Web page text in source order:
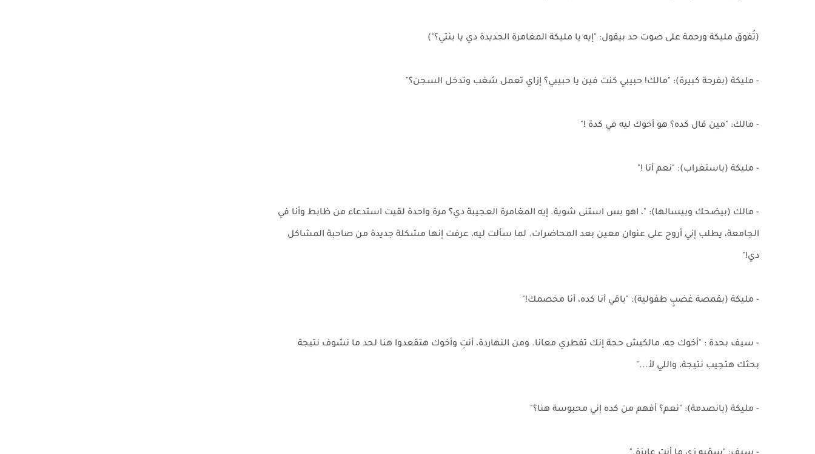
(تُفوق مليكة ورحمة على صوت حد بيقول: "إيه يا مليكة المغامرة الجديدة دي يا بنتي؟")
- مليكة (بفرحة كبيرة): "مالك! حبيبي كنت فين يا حبيبي؟ إزاي تعمل شغب وتدخل السجن؟"
- مالك: "مين قال كده؟ هو أخوك ليه في كدة !"
- مليكة (باستغراب): "نعم أنا !"
- مالك (بيضحك وبيسالها): "، اهو بس استنى شوية. إيه المغامرة العجيبة دي؟ مرة واحدة لقيت استدعاء من ظابط وأنا في
الجامعة، يطلب إني أروح على عنوان معين بعد المحاضرات. لما سألت ليه، عرفت إنها مشكلة جديدة من صاحبة المشاكل
دي!"
- مليكة (بقمصة غضبٍ طفولية): "باقي أنا كده، أنا مخصمك!"
- سيف بحدة : "أخوك جه، مالكيش حجة إنك تفطري معانا. ومن النهاردة، أنتِ وأخوك هتقعدوا هنا لحد ما نشوف نتيجة
بحثك هتجيب نتيجة، واللي لأ..."
- مليكة (بانصدمة): "نعم؟ أفهم من كده إني محبوسة هنا؟"